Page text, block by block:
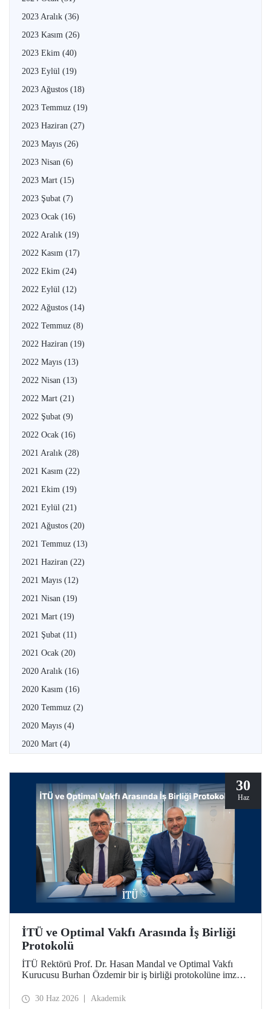
2023 Aralık (36)
2023 Kasım (26)
2023 Ekim (40)
2023 Eylül (19)
2023 Ağustos (18)
2023 Temmuz (19)
2023 Haziran (27)
2023 Mayıs (26)
2023 Nisan (6)
2023 Mart (15)
2023 Şubat (7)
2023 Ocak (16)
2022 Aralık (19)
2022 Kasım (17)
2022 Ekim (24)
2022 Eylül (12)
2022 Ağustos (14)
2022 Temmuz (8)
2022 Haziran (19)
2022 Mayıs (13)
2022 Nisan (13)
2022 Mart (21)
2022 Şubat (9)
2022 Ocak (16)
2021 Aralık (28)
2021 Kasım (22)
2021 Ekim (19)
2021 Eylül (21)
2021 Ağustos (20)
2021 Temmuz (13)
2021 Haziran (22)
2021 Mayıs (12)
2021 Nisan (19)
2021 Mart (19)
2021 Şubat (11)
2021 Ocak (20)
2020 Aralık (16)
2020 Kasım (16)
2020 Temmuz (2)
2020 Mayıs (4)
2020 Mart (4)
30
Haz
İTÜ ve Optimal Vakfı Arasında İş Birliği
Protokolü
İTÜ Rektörü Prof. Dr. Hasan Mandal ve Optimal Vakfı
Kurucusu Burhan Özdemir bir iş birliği protokolüne imza
odaklı eğitimlerle katkı sağlanması amaçlanıyor.
30 Haz 2026 Akademik